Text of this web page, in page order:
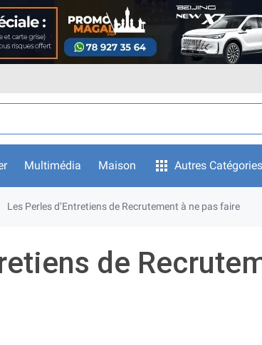
Multimédia Maison Autres Catégories
Les Perles d’Entretiens de Recrutement à ne pas faire
de